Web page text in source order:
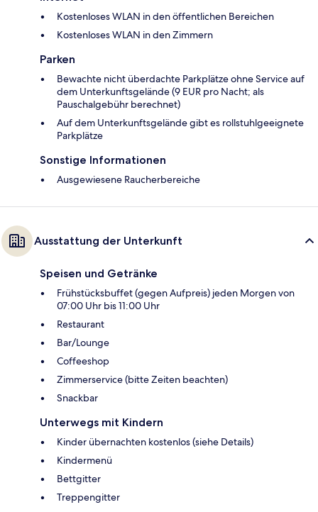
Kostenloses WLAN in den öffentlichen Bereichen
Kostenloses WLAN in den Zimmern
Parken
Bewachte nicht überdachte Parkplätze ohne Service auf
dem Unterkunftsgelände (9 EUR pro Nacht; als
Pauschalgebühr berechnet)
Auf dem Unterkunftsgelände gibt es rollstuhlgeeignete
Parkplätze
Sonstige Informationen
Ausgewiesene Raucherbereiche
Ausstattung der Unterkunft
Speisen und Getränke
Frühstücksbuffet (gegen Aufpreis) jeden Morgen von
07:00 Uhr bis 11:00 Uhr
Restaurant
Bar/Lounge
Coffeeshop
Zimmerservice (bitte Zeiten beachten)
Snackbar
Unterwegs mit Kindern
Kinder übernachten kostenlos (siehe Details)
Kindermenü
Bettgitter
Treppengitter